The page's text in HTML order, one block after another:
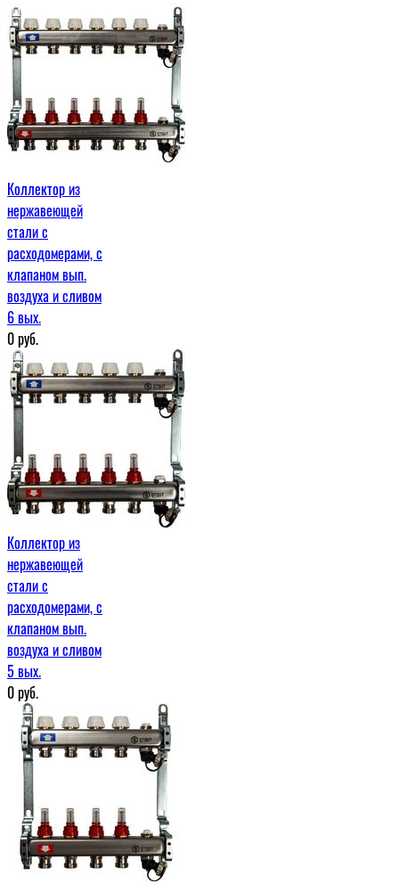
Коллектор из
нержавеющей
стали с
расходомерами, с
клапаном вып.
воздуха и сливом
6 вых.
0руб.
Коллектор из
нержавеющей
стали с
расходомерами, с
клапаном вып.
воздуха и сливом
5 вых.
0руб.